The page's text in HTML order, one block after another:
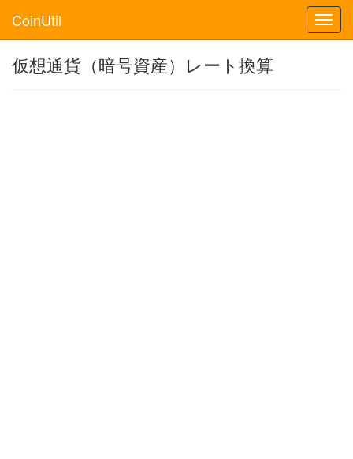
CoinUtil
仮想通貨（暗号資産）レート換算